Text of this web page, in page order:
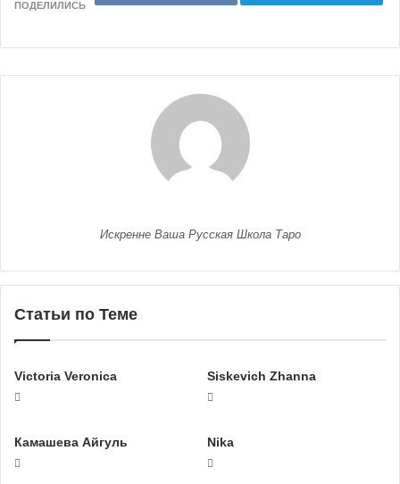
ПОДЕЛИЛИСЬ
Искренне Ваша Русская Школа Таро
Статьи по Теме
Victoria Veronica Siskevich Zhanna
Камашева Айгуль Nika